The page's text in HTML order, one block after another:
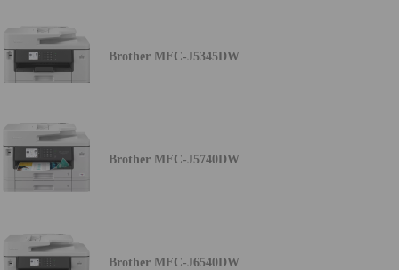
Brother MFC-J5345DW
Brother MFC-J5740DW
Brother MFC-J6540DW